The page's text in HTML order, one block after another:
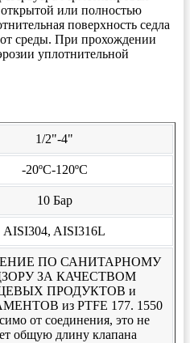
или полностью
поверхность седла
среды. При прохождении
уплотнительной
1/2"-4"
-20ºC-120ºC
10 Бар
AISI304, AISI316L
ПО САНИТАРНОМУ
ЗА КАЧЕСТВОМ
ПРОДУКТОВ и
из PTFE 177. 1550
от соединения, это не
общую длину клапана